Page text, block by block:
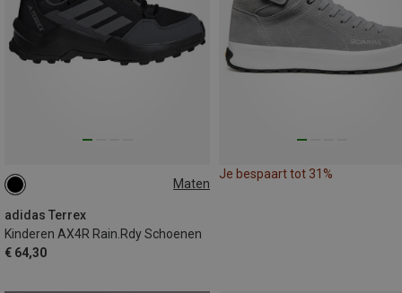
Maten
adidas Terrex
Kinderen AX4R Rain.Rdy Schoenen
€ 64,30
Je bespaart tot 31%